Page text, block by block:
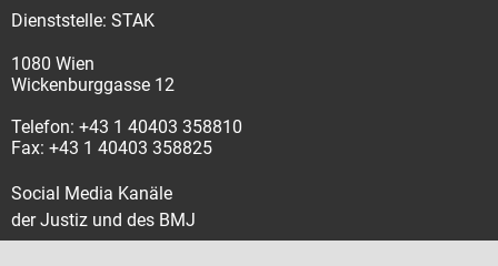
Dienststelle: STAK
1080 Wien
Wickenburggasse 12
Telefon: +43 1 40403 358810
Fax: +43 1 40403 358825
Social Media Kanäle
der Justiz und des BMJ